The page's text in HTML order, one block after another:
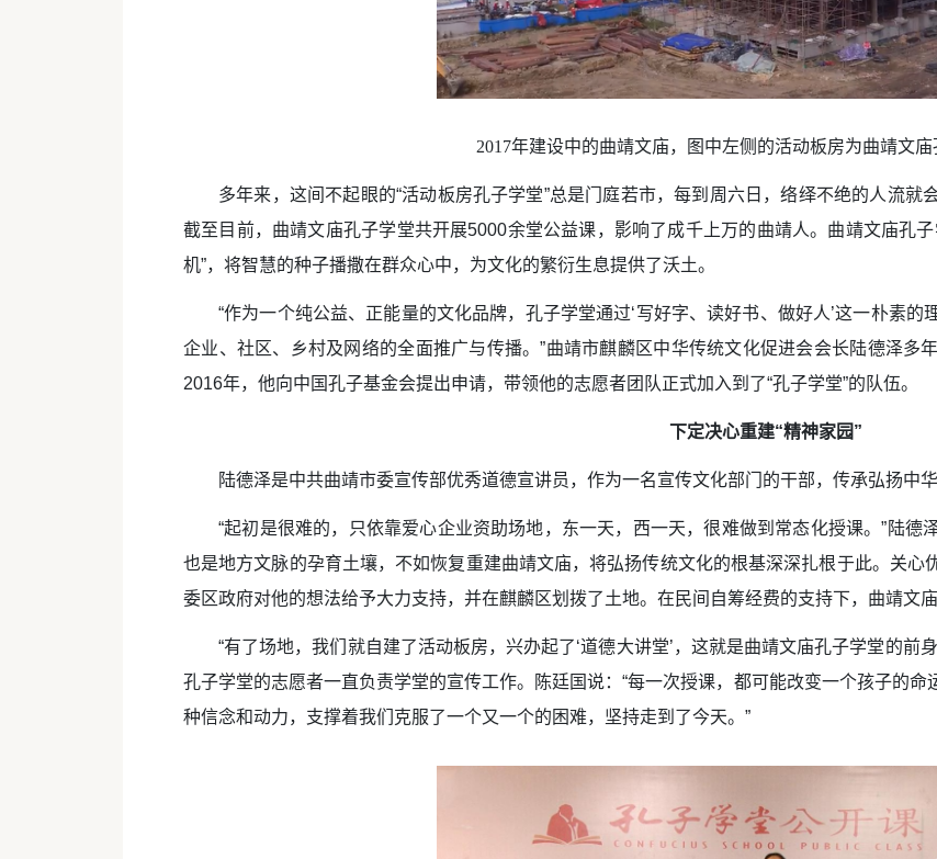
2017年建设中的曲靖文庙，图中左侧的活动板房为曲靖文
多年来，这间不起眼的“活动板房孔子学堂”总是门庭若市，每到周六日，络绎不绝的人流就
截至目前，曲靖文庙孔子学堂共开展5000余堂公益课，影响了成千上万的曲靖人。曲靖文庙孔
机”，将智慧的种子播撒在群众心中，为文化的繁衍生息提供了沃土。
“作为一个纯公益、正能量的文化品牌，孔子学堂通过‘写好字、读好书、做好人’这一朴素的
企业、社区、乡村及网络的全面推广与传播。”曲靖市麒麟区中华传统文化促进会会长陆德泽多
2016年，他向中国孔子基金会提出申请，带领他的志愿者团队正式加入到了“孔子学堂”的队伍。
下定决心重建“精神家园”
陆德泽是中共曲靖市委宣传部优秀道德宣讲员，作为一名宣传文化部门的干部，传承弘扬中
“起初是很难的，只依靠爱心企业资助场地，东一天，西一天，很难做到常态化授课。”陆德
也是地方文脉的孕育土壤，不如恢复重建曲靖文庙，将弘扬传统文化的根基深深扎根于此。关心
委区政府对他的想法给予大力支持，并在麒麟区划拨了土地。在民间自筹经费的支持下，曲靖文庙
“有了场地，我们就自建了活动板房，兴办起了‘道德大讲堂’，这就是曲靖文庙孔子学堂的前
孔子学堂的志愿者一直负责学堂的宣传工作。陈廷国说：“每一次授课，都可能改变一个孩子的
种信念和动力，支撑着我们克服了一个又一个的困难，坚持走到了今天。”